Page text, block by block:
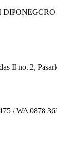
II no. 2,
/ WA 0878